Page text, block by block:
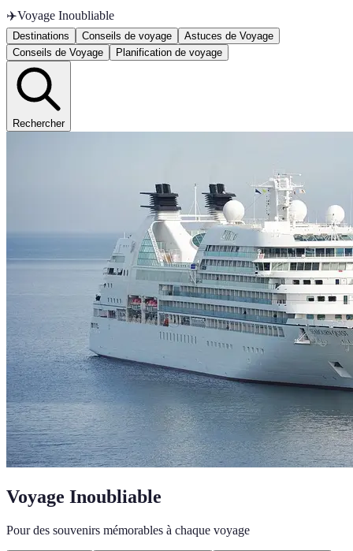
✈️Voyage Inoubliable
Destinations Conseils de voyage
Astuces de Voyage
Conseils de Voyage
Planification de voyage
Rechercher
Voyage Inoubliable
Pour des souvenirs mémorables à chaque voyage